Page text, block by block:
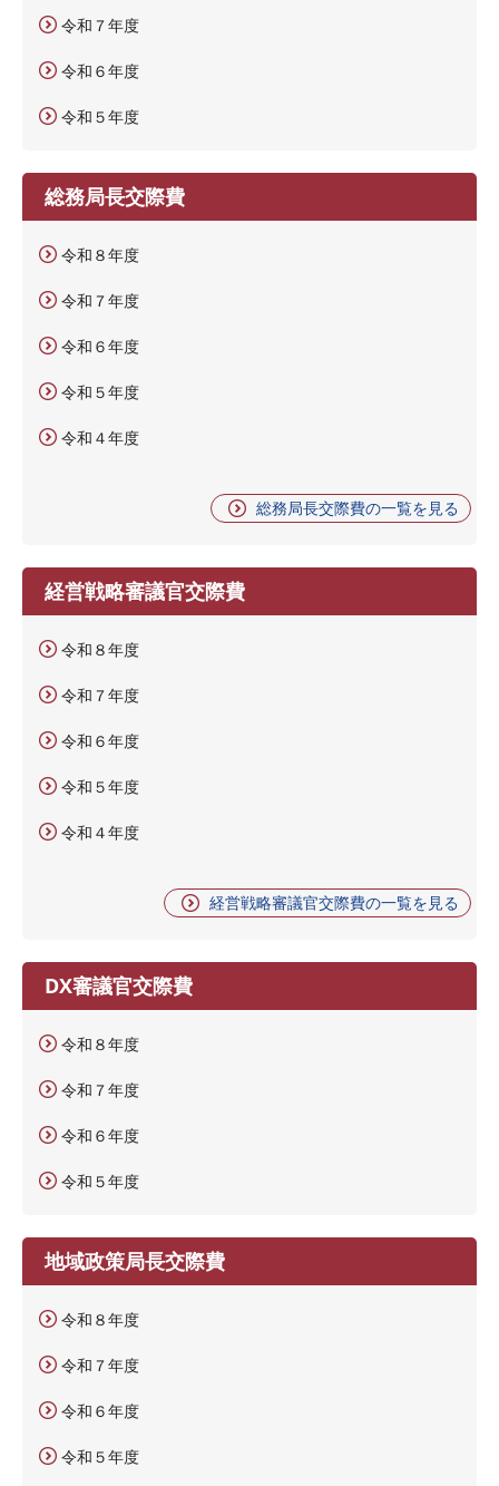
令和７年度
令和６年度
令和５年度
総務局長交際費
令和８年度
令和７年度
令和６年度
令和５年度
令和４年度
総務局長交際費の一覧を見る
経営戦略審議官交際費
令和８年度
令和７年度
令和６年度
令和５年度
令和４年度
経営戦略審議官交際費の一覧を見る
DX審議官交際費
令和８年度
令和７年度
令和６年度
令和５年度
地域政策局長交際費
令和８年度
令和７年度
令和６年度
令和５年度